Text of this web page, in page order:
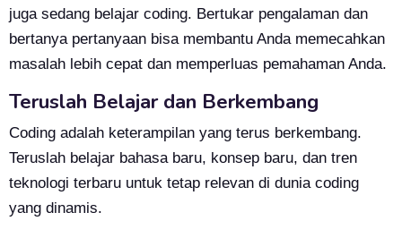
juga sedang belajar coding. Bertukar pengalaman dan
bertanya pertanyaan bisa membantu Anda memecahkan
masalah lebih cepat dan memperluas pemahaman Anda.
Teruslah Belajar dan Berkembang
Coding adalah keterampilan yang terus berkembang.
Teruslah belajar bahasa baru, konsep baru, dan tren
teknologi terbaru untuk tetap relevan di dunia coding
yang dinamis.